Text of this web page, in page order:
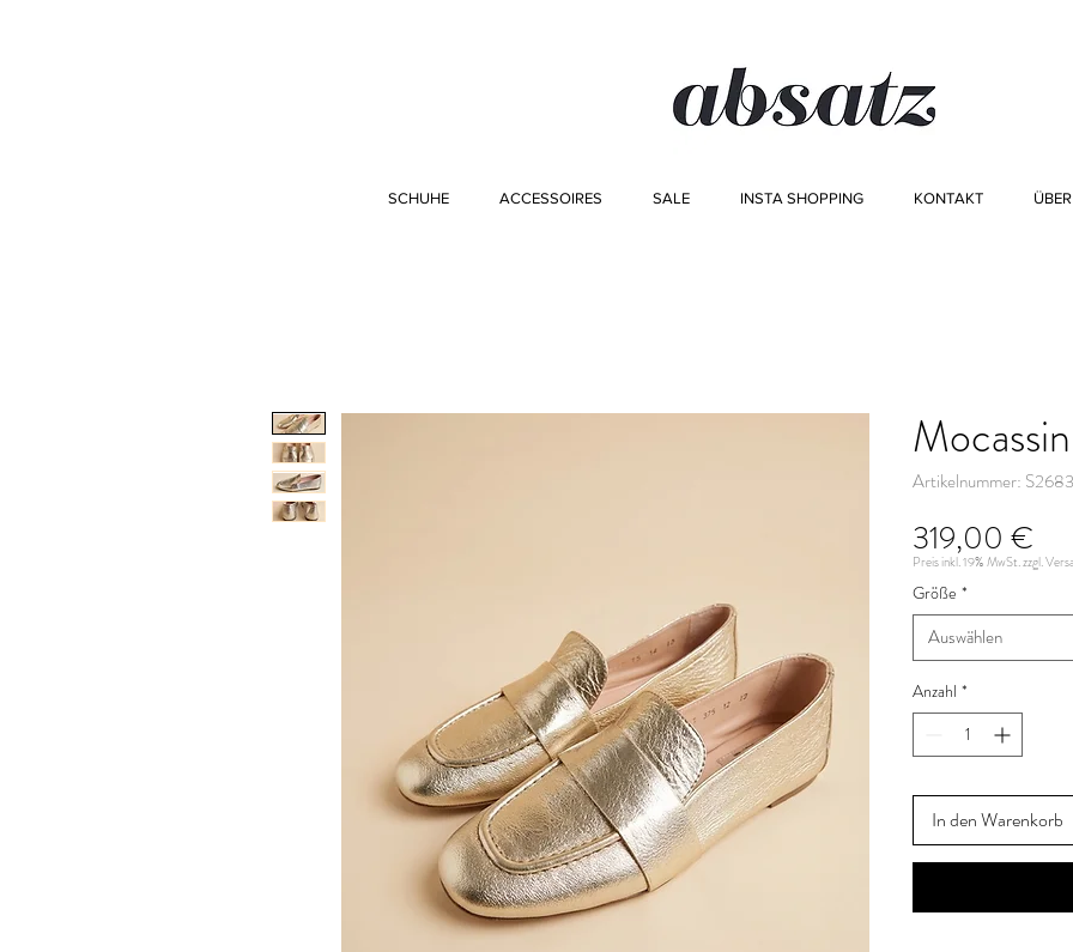
SCHUHE ACCESSOIRES SALE INSTA SHOPPING KONTAKT
Artikelnummer:
319,00 €
Größe *
Auswählen
Anzahl *
In den Warenkorb
Preis inkl. 19% MwSt. zzgl.